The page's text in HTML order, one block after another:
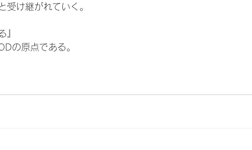
受け継がれていく。
』
の原点である。